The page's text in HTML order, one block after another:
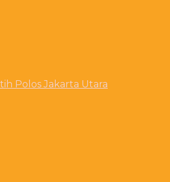
Polos Jakarta Utara